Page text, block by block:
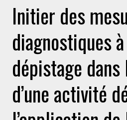
Initier des
diagnostiques
dépistage
d’une activité